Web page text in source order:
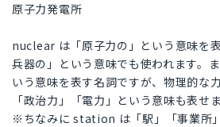
原子力発電所
nuclear は「原子力の」という意味を
兵器の」という意味でも使われます。
いう意味を表す名詞ですが、物理的な
「政治力」「電力」という意味も表せま
※ちなみに station は「駅」「事業所